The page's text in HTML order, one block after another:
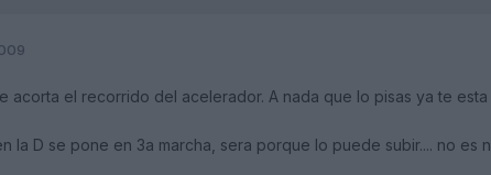
acorta el recorrido del acelerador. A nada que lo pisas ya te esta
la D se pone en 3a marcha, sera porque lo puede subir.... no es